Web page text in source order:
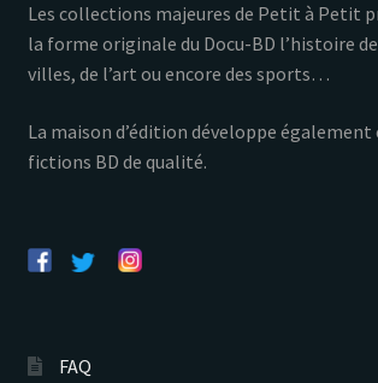
Les collections majeures de Petit à Petit
la forme originale du Docu-BD l’histoire
villes, de l’art ou encore des sports…
La maison d’édition développe également
fictions BD de qualité.
FAQ